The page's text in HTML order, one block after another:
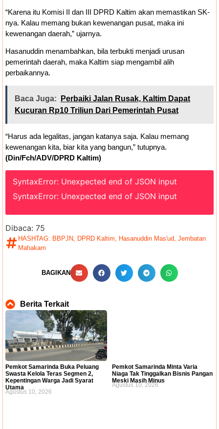
“Karena itu Komisi II dan III DPRD Kaltim akan memastikan SK-
nya. Kalau memang bukan kewenangan pusat, maka ini
kewenangan daerah,” ujarnya.
Hasanuddin menambahkan, bila terbukti menjadi urusan
pemerintah daerah, maka Kaltim siap mengambil alih
perbaikannya.
Baca Juga:
Perbaiki Jalan Rusak, Kaltim Dapat
Kucuran Rp10 Triliun Dari Pemerintah Pusat
“Harus ada legalitas, jangan katanya saja. Kalau memang
kewenangan kita, biar kita yang bangun,” tutupnya.
(Din/Fch/ADV/DPRD Kaltim)
SyntaxError: Unexpected end of JSON input
SyntaxError: Unexpected end of JSON input
Dibaca: 75
HASHTAG: BBPJN DPRD Kaltim Hasanuddin Mas'ud Jembatan
Mahakam
BAGIKAN
Berita Terkait
Pemkot Samarinda Buka Peluang
Swasta Kelola Teras Segmen 2,
Kepentingan Warga Jadi Syarat
Utama
Agustus 10, 2026
Pemkot Samarinda Minta Varia
Niaga Tak Tinggalkan Bisnis Pangan
Meski Masih Minus
Agustus 10, 2026